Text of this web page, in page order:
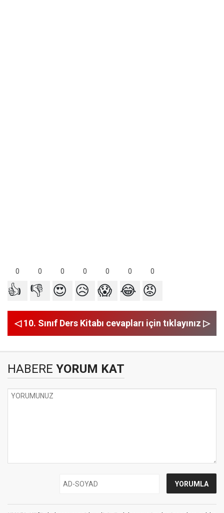
0 0 0 0 0 0 0
👍 👎 😍 😥 😱 😂 😡
◁ 10. Sınıf Ders Kitabı cevapları için tıklayınız ▷
HABERE YORUM KAT